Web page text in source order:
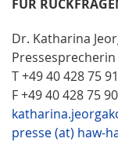
FÜR RÜ
Dr. Katharina
T +49 40 428 75
F +49 40 428 75
presse (at) haw-